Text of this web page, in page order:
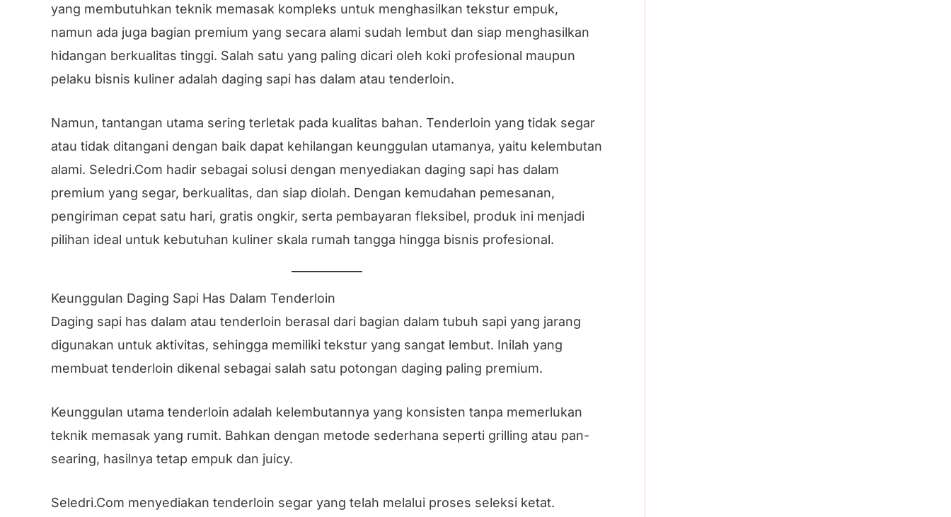
yang membutuhkan teknik memasak kompleks untuk menghasilkan tekstur empuk,
namun ada juga bagian premium yang secara alami sudah lembut dan siap menghasilkan
hidangan berkualitas tinggi. Salah satu yang paling dicari oleh koki profesional maupun
pelaku bisnis kuliner adalah daging sapi has dalam atau tenderloin.
Namun, tantangan utama sering terletak pada kualitas bahan. Tenderloin yang tidak segar
atau tidak ditangani dengan baik dapat kehilangan keunggulan utamanya, yaitu kelembutan
alami. Seledri.Com hadir sebagai solusi dengan menyediakan daging sapi has dalam
premium yang segar, berkualitas, dan siap diolah. Dengan kemudahan pemesanan,
pengiriman cepat satu hari, gratis ongkir, serta pembayaran fleksibel, produk ini menjadi
pilihan ideal untuk kebutuhan kuliner skala rumah tangga hingga bisnis profesional.
Keunggulan Daging Sapi Has Dalam Tenderloin
Daging sapi has dalam atau tenderloin berasal dari bagian dalam tubuh sapi yang jarang
digunakan untuk aktivitas, sehingga memiliki tekstur yang sangat lembut. Inilah yang
membuat tenderloin dikenal sebagai salah satu potongan daging paling premium.
Keunggulan utama tenderloin adalah kelembutannya yang konsisten tanpa memerlukan
teknik memasak yang rumit. Bahkan dengan metode sederhana seperti grilling atau pan-
searing, hasilnya tetap empuk dan juicy.
Seledri.Com menyediakan tenderloin segar yang telah melalui proses seleksi ketat.